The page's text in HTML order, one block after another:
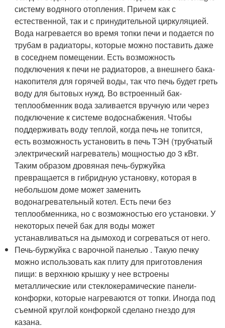
систему водяного отопления. Причем как с
естественной, так и с принудительной циркуляцией.
Вода нагревается во время топки печи и подается по
трубам в радиаторы, которые можно поставить даже
в соседнем помещении. Есть возможность
подключения к печи не радиаторов, а внешнего бака-
накопителя для горячей воды, так что печь будет греть
воду для бытовых нужд. Во встроенный бак-
теплообменник вода заливается вручную или через
подключение к системе водоснабжения. Чтобы
поддерживать воду теплой, когда печь не топится,
есть возможность установить в печь ТЭН (трубчатый
электрический нагреватель) мощностью до 3 кВт.
Таким образом дровяная печь-буржуйка
превращается в гибридную установку, которая в
небольшом доме может заменить
водонагревательный котел. Есть печи без
теплообменника, но с возможностью его установки. У
некоторых печей бак для воды может
устанавливаться на дымоход и согреваться от него.
Печь-буржуйка с варочной панелью . Такую печку
можно использовать как плиту для приготовления
пищи: в верхнюю крышку у нее встроены
металлические или стеклокерамические панели-
конфорки, которые нагреваются от топки. Иногда под
съемной круглой конфоркой сделано гнездо для
казана.